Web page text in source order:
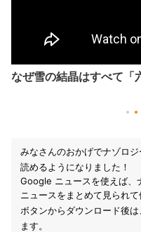
なぜ雪の結晶はすべて「
みなさんのおかげでナゾロ
読めるようになりました！
Google ニュースを使えば、
ニュースをまとめて見られて
ボタンからダウンロード後は
ます。